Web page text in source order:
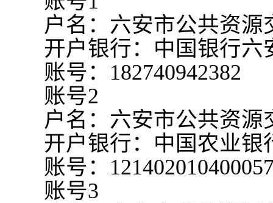
户名：六安市公共资源
开户银行：中国银行六
账号： 182740942382
账号2
户名：六安市公共资源
开户银行：中国农业
账号：
账号3